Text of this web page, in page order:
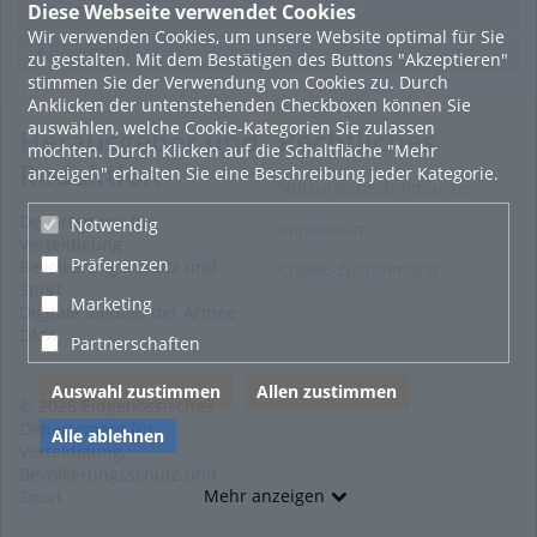
Diese Webseite verwendet Cookies
Wir verwenden Cookies, um unsere Website optimal für Sie
zu gestalten. Mit dem Bestätigen des Buttons "Akzeptieren"
stimmen Sie der Verwendung von Cookies zu. Durch
Anklicken der untenstehenden Checkboxen können Sie
auswählen, welche Cookie-Kategorien Sie zulassen
möchten. Durch Klicken auf die Schaltfläche "Mehr
anzeigen" erhalten Sie eine Beschreibung jeder Kategorie.
Notwendig
Präferenzen
Marketing
Partnerschaften
Auswahl zustimmen
Allen zustimmen
Alle ablehnen
Mehr anzeigen
Featured
Beliebtheit
Herausgeber und
Redaktion
Departement für
Bevölkerungsschutz und
Digitale Medien der Armee
DMA
© 2026 Eidgenössisches
Departement für
Verteidigung,
Rechtliches
Nutzungsbestimmungen